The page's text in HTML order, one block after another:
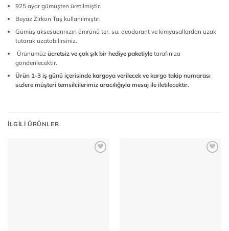
925 ayar gümüşten üretilmiştir.
Beyaz Zirkon Taş kullanılmıştır.
Gümüş aksesuarınızın ömrünü ter, su, deodorant ve kimyasallardan uzak
tutarak uzatabilirsiniz.
Ürünümüz ücretsiz ve çok şık bir hediye paketiyle tarafınıza
gönderilecektir.
Ürün 1-3 iş günü içerisinde kargoya verilecek ve kargo takip numarası
sizlere müşteri temsilcilerimiz aracılığıyla mesaj ile iletilecektir.
İLGILI ÜRÜNLER